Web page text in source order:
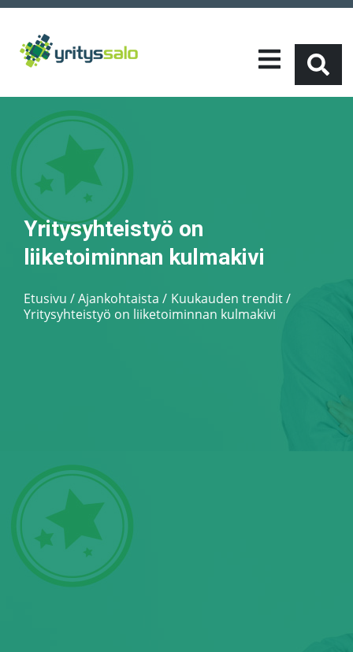
Yritysyhteistyö on
liiketoiminnan kulmakivi
Etusivu /Ajankohtaista Kuukauden trendit/
Yritysyhteistyö on liiketoiminnan kulmakivi